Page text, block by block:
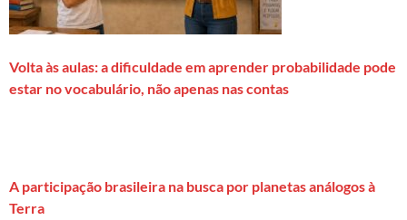
Volta às aulas: a dificuldade em aprender probabilidade pode
estar no vocabulário, não apenas nas contas
A participação brasileira na busca por planetas análogos à
Terra